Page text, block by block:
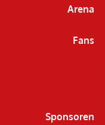
Arena
Fans
Sponsoren